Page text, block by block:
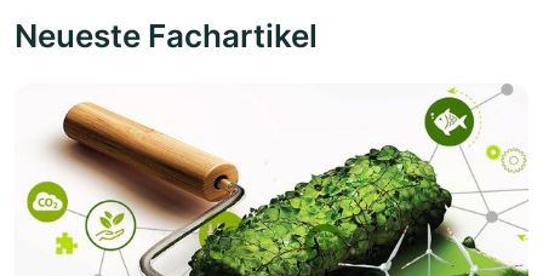
Neueste Fachartikel